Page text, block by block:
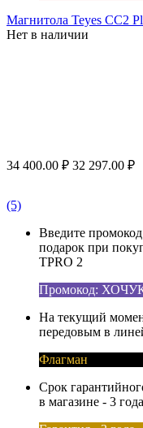
Магнитола Teyes CC2
Нет в наличии
34 400.00 ₽ 32 297.00 ₽
(5)
Введите
подарок при
TPRO 2
Промокод:
На текущий
передовым в
Флагман
Срок
в магазине - 3